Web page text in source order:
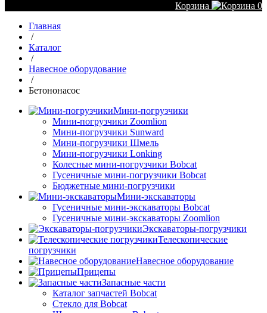
Корзина
0
Главная
/
Каталог
/
Навесное оборудование
/
Бетононасос
Мини-погрузчики
Мини-погрузчики Zoomlion
Мини-погрузчики Sunward
Мини-погрузчики Шмель
Мини-погрузчики Lonking
Колесные мини-погрузчики Bobcat
Гусеничные мини-погрузчики Bobcat
Бюджетные мини-погрузчики
Мини-экскаваторы
Гусеничные мини-экскаваторы Bobcat
Гусеничные мини-экскаваторы Zoomlion
Экскаваторы-погрузчики
Телескопические
погрузчики
Навесное оборудование
Прицепы
Запасные части
Каталог запчастей Bobcat
Стекло для Bobcat